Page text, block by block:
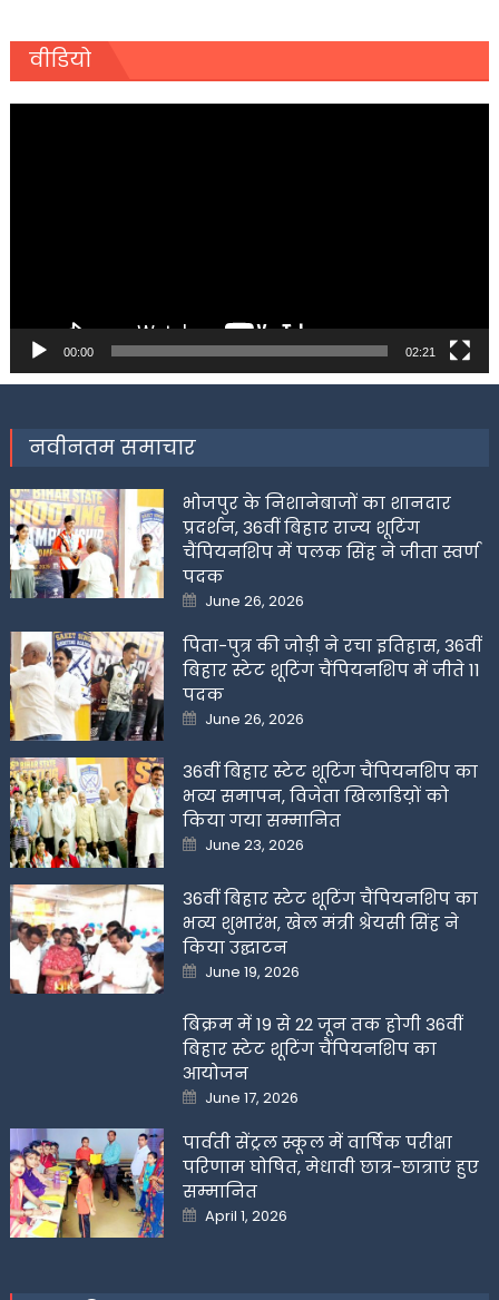
वीडियो
00:00 02:21
नवीनतम समाचार
भोजपुर के निशानेबाजों का शानदार
प्रदर्शन, 36वीं बिहार राज्य शूटिंग
चैंपियनशिप में पलक सिंह ने जीता स्वर्ण
पदक
Posted
on
June 26, 2026
पिता-पुत्र की जोड़ी ने रचा इतिहास, 36वीं
बिहार स्टेट शूटिंग चैंपियनशिप में जीते 11
पदक
Posted
on
June 26, 2026
36वीं बिहार स्टेट शूटिंग चैंपियनशिप का
भव्य समापन, विजेता खिलाडिय़ों को
किया गया सम्मानित
Posted
on
June 23, 2026
36वीं बिहार स्टेट शूटिंग चैंपियनशिप का
भव्य शुभारंभ, खेल मंत्री श्रेयसी सिंह ने
किया उद्घाटन
Posted
on
June 19, 2026
बिक्रम में 19 से 22 जून तक होगी 36वीं
बिहार स्टेट शूटिंग चैंपियनशिप का
आयोजन
Posted
on
June 17, 2026
पार्वती सेंट्रल स्कूल में वार्षिक परीक्षा
परिणाम घोषित, मेधावी छात्र-छात्राएं हुए
सम्मानित
Posted
on
April 1, 2026